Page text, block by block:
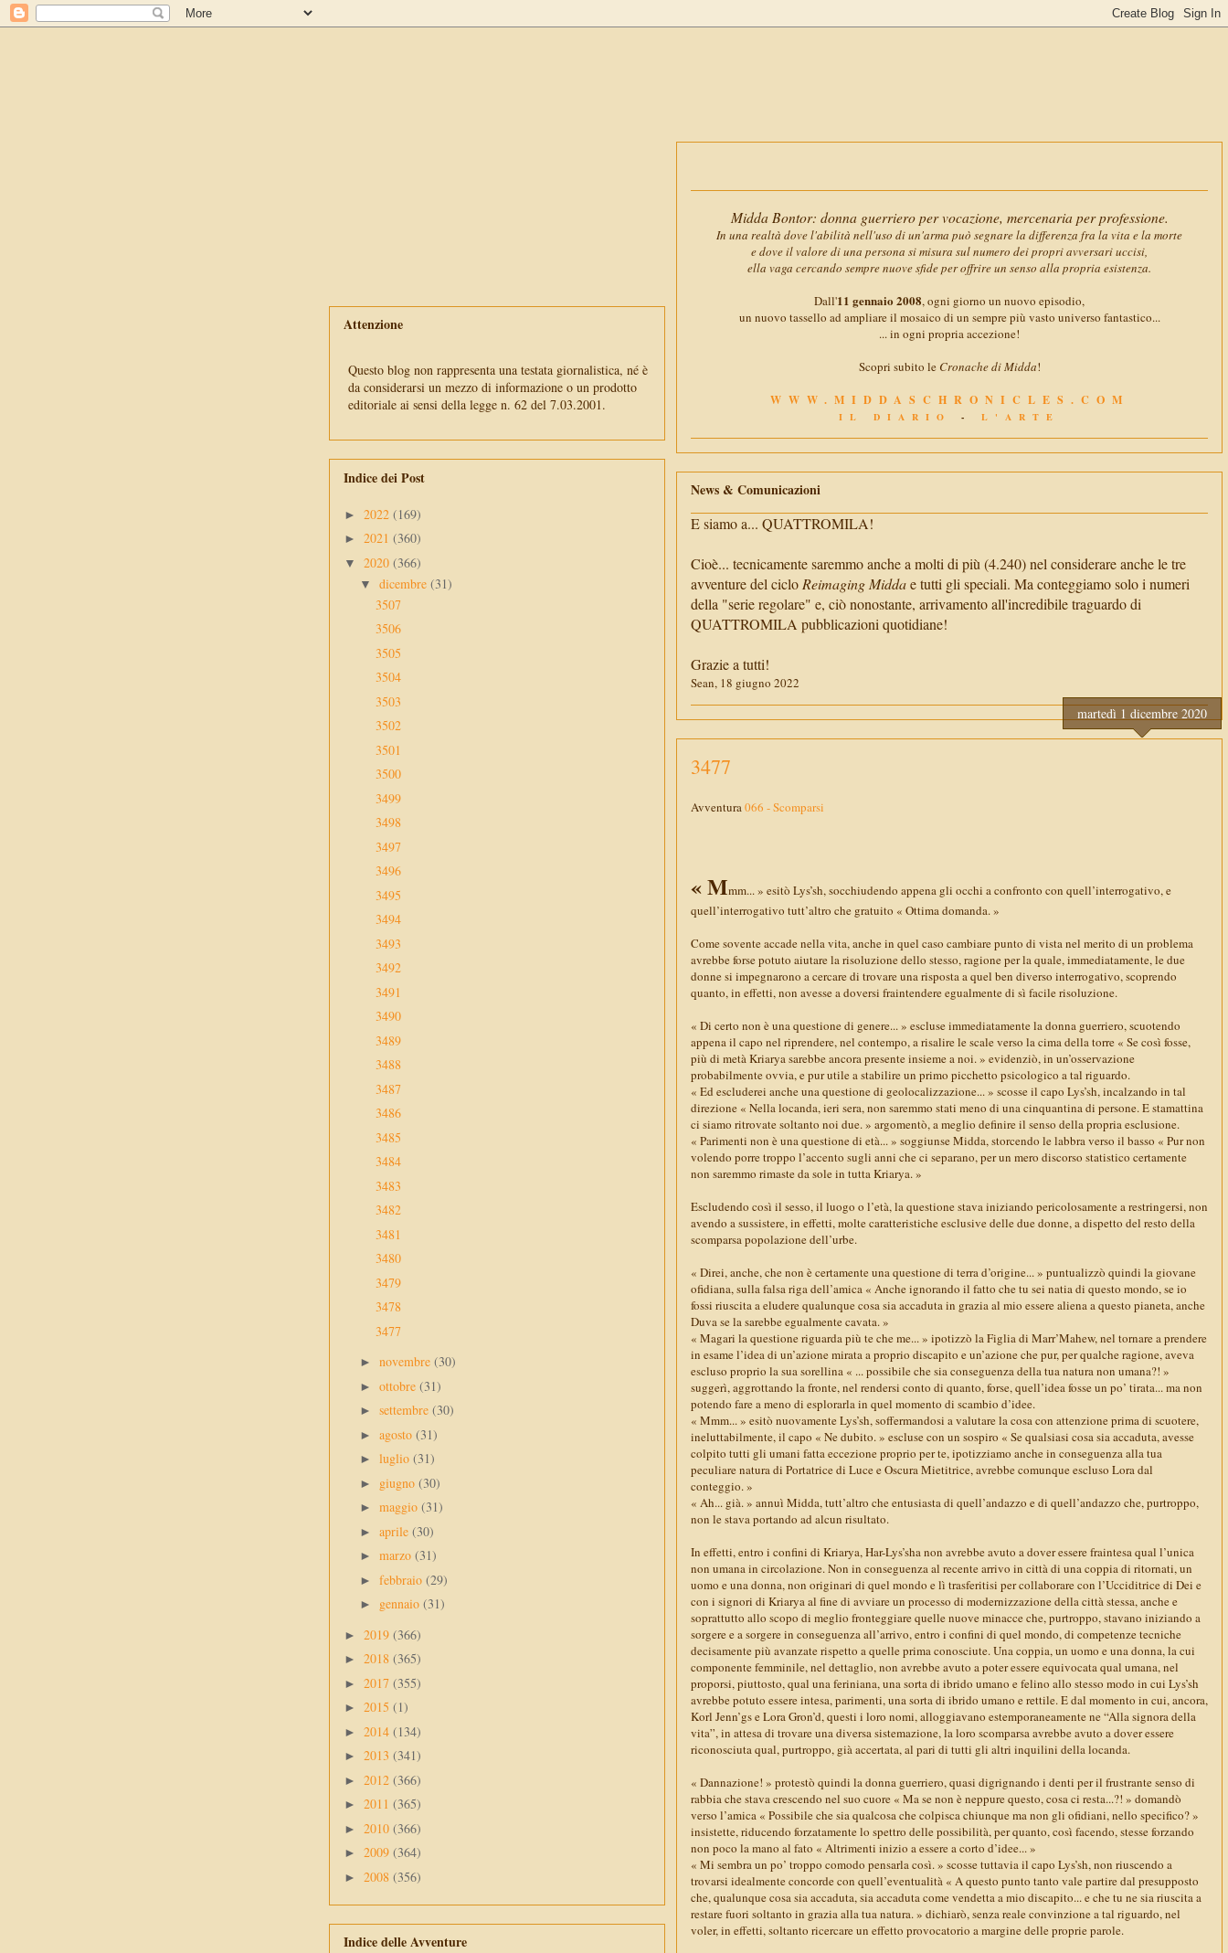
Midda Bontor: donna guerriero per vocazione, mercenaria per professione.
In una realtà dove l'abilità nell'uso di un'arma può segnare la differenza fra la vita e la morte
e dove il valore di una persona si misura sul numero dei propri avversari uccisi,
ella vaga cercando sempre nuove sfide per offrire un senso alla propria esistenza.
Dall'11 gennaio 2008, ogni giorno un nuovo episodio,
un nuovo tassello ad ampliare il mosaico di un sempre più vasto universo fantastico...
... in ogni propria accezione!
Scopri subito le Cronache di Midda!
WWW.MIDDASCHRONICLES.COM
IL DIARIO - L'ARTE
News & Comunicazioni
E siamo a... QUATTROMILA!
Cioè... tecnicamente saremmo anche a molti di più (4.240) nel considerare anche le tre
avventure del cicloReimaging Middae tutti gli speciali. Ma conteggiamo solo i numeri
della "serie regolare" e, ciò nonostante, arrivamento all'incredibile traguardo di
QUATTROMILA pubblicazioni quotidiane!
Grazie a tutti!
Sean, 18 giugno 2022
martedì 1 dicembre 2020
3477
Avventura066 - Scomparsi
« Mmm... » esitò Lys’sh, socchiudendo appena gli occhi a confronto con quell’interrogativo, e
quell’interrogativo tutt’altro che gratuito « Ottima domanda. »
Come sovente accade nella vita, anche in quel caso cambiare punto di vista nel merito di un problema
avrebbe forse potuto aiutare la risoluzione dello stesso, ragione per la quale, immediatamente, le due
donne si impegnarono a cercare di trovare una risposta a quel ben diverso interrogativo, scoprendo
quanto, in effetti, non avesse a doversi fraintendere egualmente di sì facile risoluzione.
« Di certo non è una questione di genere... » escluse immediatamente la donna guerriero, scuotendo
appena il capo nel riprendere, nel contempo, a risalire le scale verso la cima della torre « Se così fosse,
più di metà Kriarya sarebbe ancora presente insieme a noi. » evidenziò, in un’osservazione
probabilmente ovvia, e pur utile a stabilire un primo picchetto psicologico a tal riguardo.
« Ed escluderei anche una questione di geolocalizzazione... » scosse il capo Lys’sh, incalzando in tal
direzione « Nella locanda, ieri sera, non saremmo stati meno di una cinquantina di persone. E stamattina
ci siamo ritrovate soltanto noi due. » argomentò, a meglio definire il senso della propria esclusione.
« Parimenti non è una questione di età... » soggiunse Midda, storcendo le labbra verso il basso « Pur non
volendo porre troppo l’accento sugli anni che ci separano, per un mero discorso statistico certamente
non saremmo rimaste da sole in tutta Kriarya. »
Escludendo così il sesso, il luogo o l’età, la questione stava iniziando pericolosamente a restringersi, non
avendo a sussistere, in effetti, molte caratteristiche esclusive delle due donne, a dispetto del resto della
scomparsa popolazione dell’urbe.
« Direi, anche, che non è certamente una questione di terra d’origine... » puntualizzò quindi la giovane
ofidiana, sulla falsa riga dell’amica « Anche ignorando il fatto che tu sei natia di questo mondo, se io
fossi riuscita a eludere qualunque cosa sia accaduta in grazia al mio essere aliena a questo pianeta, anche
Duva se la sarebbe egualmente cavata. »
« Magari la questione riguarda più te che me... » ipotizzò la Figlia di Marr’Mahew, nel tornare a prendere
in esame l’idea di un’azione mirata a proprio discapito e un’azione che pur, per qualche ragione, aveva
escluso proprio la sua sorellina « ... possibile che sia conseguenza della tua natura non umana?! »
suggerì, aggrottando la fronte, nel rendersi conto di quanto, forse, quell’idea fosse un po’ tirata... ma non
potendo fare a meno di esplorarla in quel momento di scambio d’idee.
« Mmm... » esitò nuovamente Lys’sh, soffermandosi a valutare la cosa con attenzione prima di scuotere,
ineluttabilmente, il capo « Ne dubito. » escluse con un sospiro « Se qualsiasi cosa sia accaduta, avesse
colpito tutti gli umani fatta eccezione proprio per te, ipotizziamo anche in conseguenza alla tua
peculiare natura di Portatrice di Luce e Oscura Mietitrice, avrebbe comunque escluso Lora dal
conteggio. »
« Ah... già. » annuì Midda, tutt’altro che entusiasta di quell’andazzo e di quell’andazzo che, purtroppo,
non le stava portando ad alcun risultato.
In effetti, entro i confini di Kriarya, Har-Lys’sha non avrebbe avuto a dover essere fraintesa qual l’unica
non umana in circolazione. Non in conseguenza al recente arrivo in città di una coppia di ritornati, un
uomo e una donna, non originari di quel mondo e lì trasferitisi per collaborare con l’Ucciditrice di Dei e
con i signori di Kriarya al fine di avviare un processo di modernizzazione della città stessa, anche e
soprattutto allo scopo di meglio fronteggiare quelle nuove minacce che, purtroppo, stavano iniziando a
sorgere e a sorgere in conseguenza all’arrivo, entro i confini di quel mondo, di competenze tecniche
decisamente più avanzate rispetto a quelle prima conosciute. Una coppia, un uomo e una donna, la cui
componente femminile, nel dettaglio, non avrebbe avuto a poter essere equivocata qual umana, nel
proporsi, piuttosto, qual una feriniana, una sorta di ibrido umano e felino allo stesso modo in cui Lys’sh
avrebbe potuto essere intesa, parimenti, una sorta di ibrido umano e rettile. E dal momento in cui, ancora,
Korl Jenn’gs e Lora Gron’d, questi i loro nomi, alloggiavano estemporaneamente ne “Alla signora della
vita”, in attesa di trovare una diversa sistemazione, la loro scomparsa avrebbe avuto a dover essere
riconosciuta qual, purtroppo, già accertata, al pari di tutti gli altri inquilini della locanda.
« Dannazione! » protestò quindi la donna guerriero, quasi digrignando i denti per il frustrante senso di
rabbia che stava crescendo nel suo cuore « Ma se non è neppure questo, cosa ci resta...?! » domandò
verso l’amica « Possibile che sia qualcosa che colpisca chiunque ma non gli ofidiani, nello specifico? »
insistette, riducendo forzatamente lo spettro delle possibilità, per quanto, così facendo, stesse forzando
non poco la mano al fato « Altrimenti inizio a essere a corto d’idee... »
« Mi sembra un po’ troppo comodo pensarla così. » scosse tuttavia il capo Lys’sh, non riuscendo a
trovarsi idealmente concorde con quell’eventualità « A questo punto tanto vale partire dal presupposto
che, qualunque cosa sia accaduta, sia accaduta come vendetta a mio discapito... e che tu ne sia riuscita a
restare fuori soltanto in grazia alla tua natura. » dichiarò, senza reale convinzione a tal riguardo, nel
voler, in effetti, soltanto ricercare un effetto provocatorio a margine delle proprie parole.
Attenzione
Questo blog non rappresenta una testata giornalistica, né è
da considerarsi un mezzo di informazione o un prodotto
editoriale ai sensi della legge n. 62 del 7.03.2001.
Indice dei Post
► 2022 (169)
► 2021 (360)
▼ 2020 (366)
▼ dicembre (31)
3507
3506
3505
3504
3503
3502
3501
3500
3499
3498
3497
3496
3495
3494
3493
3492
3491
3490
3489
3488
3487
3486
3485
3484
3483
3482
3481
3480
3479
3478
3477
► novembre (30)
► ottobre (31)
► settembre (30)
► agosto (31)
► luglio (31)
► giugno (30)
► maggio (31)
► aprile (30)
► marzo (31)
► febbraio (29)
► gennaio (31)
► 2019 (366)
► 2018 (365)
► 2017 (355)
► 2015 (1)
► 2014 (134)
► 2013 (341)
► 2012 (366)
► 2011 (365)
► 2010 (366)
► 2009 (364)
► 2008 (356)
Indice delle Avventure